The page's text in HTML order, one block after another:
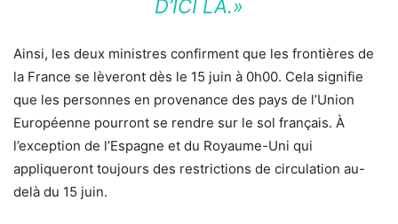
D’ICI LÀ.»
Ainsi, les deux ministres confirment que les frontières de
la France se lèveront dès le 15 juin à 0h00. Cela signifie
que les personnes en provenance des pays de l’Union
Européenne pourront se rendre sur le sol français. À
l’exception de l’Espagne et du Royaume-Uni qui
appliqueront toujours des restrictions de circulation au-
delà du 15 juin.